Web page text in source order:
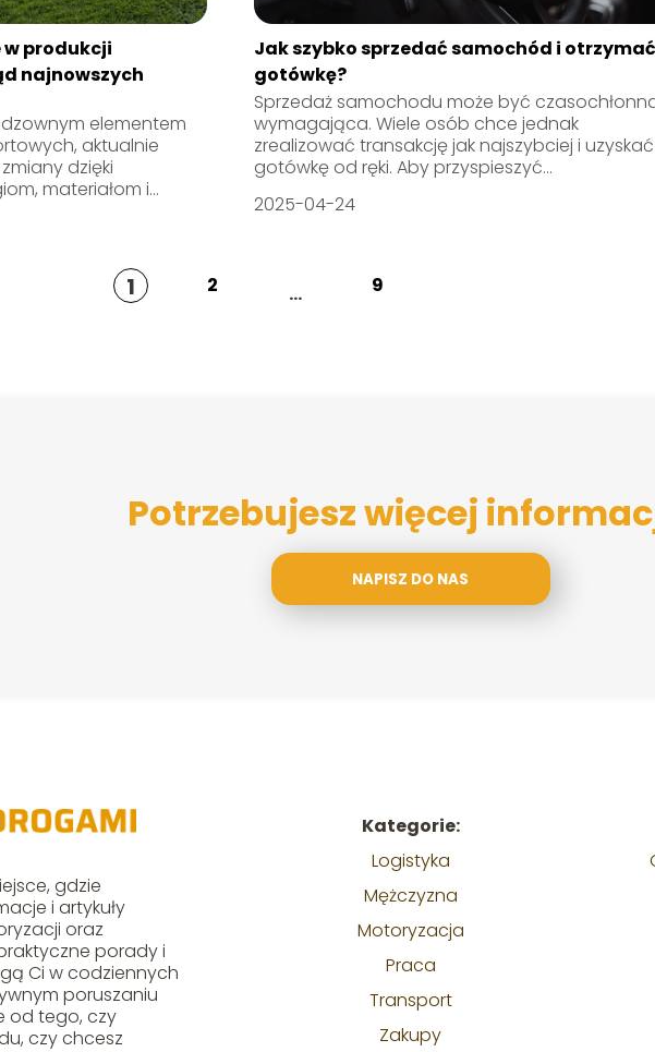
w produkcji
najnowszych
elementem
aktualnie
dzięki
materiałom i...
Jak szybko sprzedać samochód i
gotówkę?
Sprzedaż samochodu może być
wymagająca. Wiele osób chce jednak
zrealizować transakcję jak najszybciej i uzyskać
gotówkę od ręki. Aby przyspieszyć...
2025-04-24
1 2 ... 9
Potrzebujesz więcej
NAPISZ DO NAS
gdzie
i artykuły
oraz
porady i
Ci w codziennych
poruszaniu
od tego, czy
czy chcesz
Kategorie:
Logistyka
Mężczyzna
Motoryzacja
Praca
Transport
Zakupy